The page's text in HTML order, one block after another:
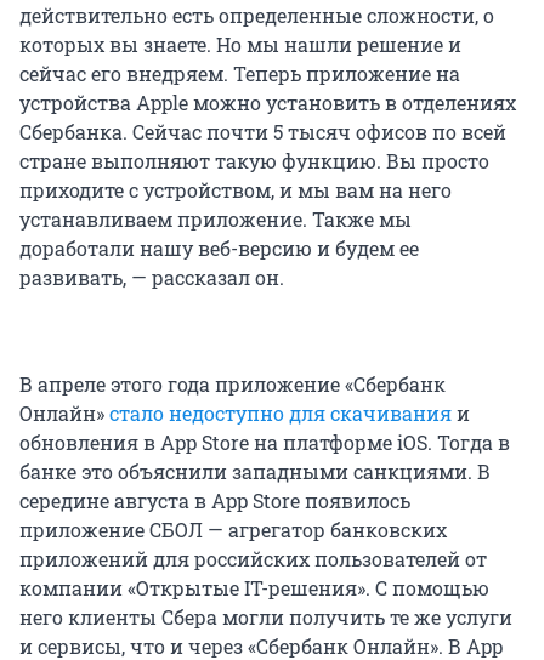
действительно есть определенные сложности, о
которых вы знаете. Но мы нашли решение и
сейчас его внедряем. Теперь приложение на
устройства Apple можно установить в отделениях
Сбербанка. Сейчас почти 5 тысяч офисов по всей
стране выполняют такую функцию. Вы просто
приходите с устройством, и мы вам на него
устанавливаем приложение. Также мы
доработали нашу веб-версию и будем ее
развивать, — рассказал он.
В апреле этого года приложение «Сбербанк
Онлайн»стало недоступно для скачиванияи
обновления в App Store на платформе iOS. Тогда в
банке это объяснили западными санкциями. В
середине августа в App Store появилось
приложение СБОЛ — агрегатор банковских
приложений для российских пользователей от
компании «Открытые IT-решения». С помощью
него клиенты Сбера могли получить те же услуги
и сервисы, что и через «Сбербанк Онлайн». В App